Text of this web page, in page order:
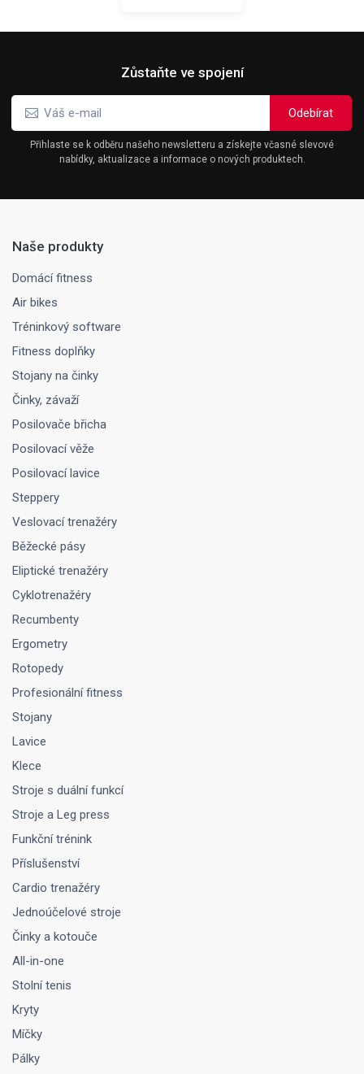
Zůstaňte ve spojení
Přihlaste se k odběru našeho newsletteru a získejte včasné slevové
nabídky, aktualizace a informace o nových produktech.
Naše produkty
Domácí fitness
Air bikes
Tréninkový software
Fitness doplňky
Stojany na činky
Činky, závaží
Posilovače břicha
Posilovací věže
Posilovací lavice
Steppery
Veslovací trenažéry
Běžecké pásy
Eliptické trenažéry
Cyklotrenažéry
Recumbenty
Ergometry
Rotopedy
Profesionální fitness
Stojany
Lavice
Klece
Stroje s duální funkcí
Stroje a Leg press
Funkční trénink
Příslušenství
Cardio trenažéry
Jednoúčelové stroje
Činky a kotouče
All-in-one
Stolní tenis
Kryty
Míčky
Pálky